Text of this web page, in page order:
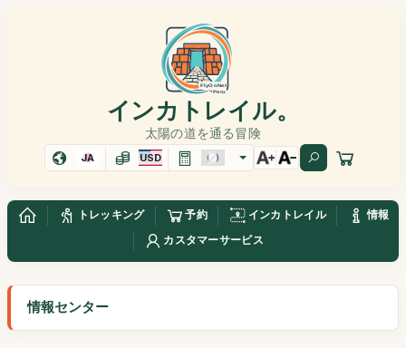
インカトレイル。
太陽の道を通る冒険
JA USD
トレッキング 予約 インカトレイル
情報
カスタマーサービス
情報センター